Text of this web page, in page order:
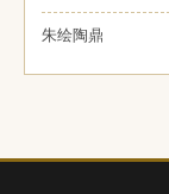
朱绘陶鼎